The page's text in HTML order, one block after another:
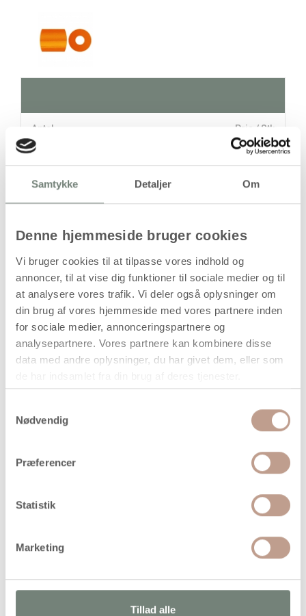
Samtykke Detaljer Om
Denne hjemmeside bruger cookies
Vi bruger cookies til at tilpasse vores indhold og
annoncer, til at vise dig funktioner til sociale medier og til
at analysere vores trafik. Vi deler også oplysninger om
din brug af vores hjemmeside med vores partnere inden
for sociale medier, annonceringspartnere og
analysepartnere. Vores partnere kan kombinere disse
data med andre oplysninger, du har givet dem, eller som
Nødvendig
Præferencer
Statistik
Marketing
Tillad alle
Antal Pris / Stk
stk
59,94
Leveringsomkostninger
Læg i kurven
når vi har bekræftet din ordre.
På lager
Handelsbetingelser